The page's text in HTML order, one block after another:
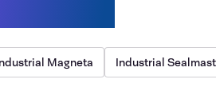
Magneta Industrial